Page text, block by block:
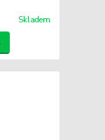
Skladem